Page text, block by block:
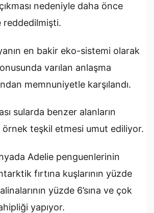
çıkması nedeniyle daha önce
reddedilmişti.
en bakir eko-sistemi olarak
varılan anlaşma
memnuniyetle karşılandı.
sularda benzer alanların
örnek teşkil etmesi umut ediliyor.
Adelie penguenlerinin
fırtına kuşlarının yüzde
yüzde 6’sına ve çok
yapıyor.